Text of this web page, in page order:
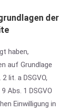
der
haben,
auf Grundlage
lit. a DSGVO,
Abs. 1 DSGVO
Einwilligung in